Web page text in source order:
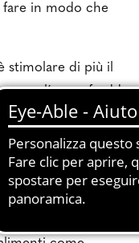
fare in modo che
stimolare di più il
l’acqua fredda
la ceretta, che
che ve lo dirò! La
così
riguarda il